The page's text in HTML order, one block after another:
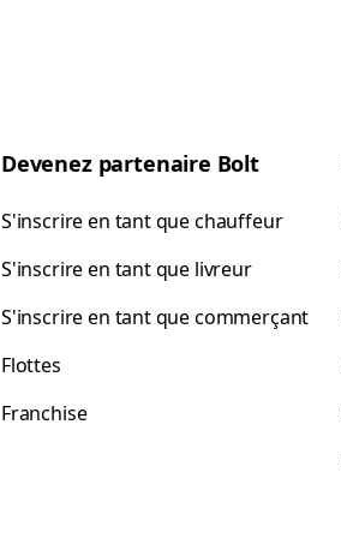
Devenez partenaire Bolt
S'inscrire en tant que chauffeur
S'inscrire en tant que livreur
S'inscrire en tant que commerçant
Flottes
Franchise